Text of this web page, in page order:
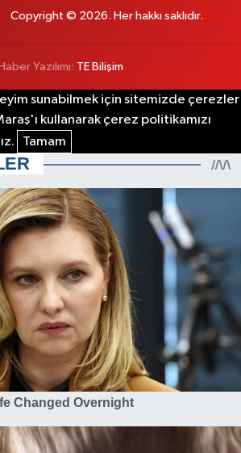
Copyright © 2026. Her hakkı saklıdır.
Yazılımı: TE Bilişim
sunabilmek için sitemizde çerezler
kullanarak çerez politikamızı
Tamam